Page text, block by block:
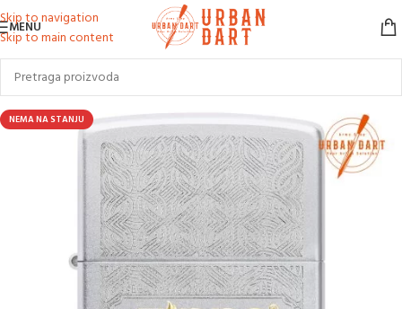
Skip to navigation
Skip to main content
MENU
NEMA NA STANJU